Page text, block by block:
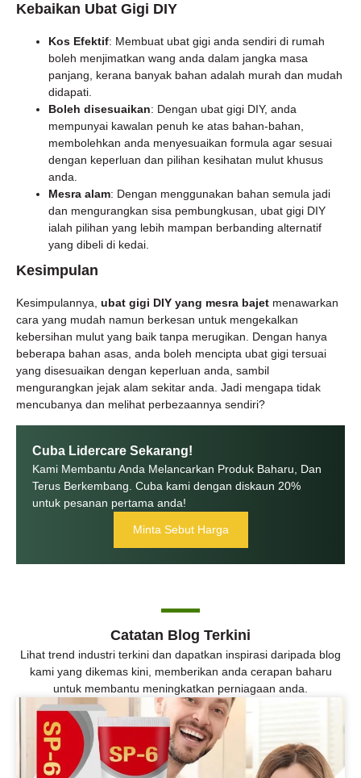
Kebaikan Ubat Gigi DIY
Kos Efektif: Membuat ubat gigi anda sendiri di rumah
boleh menjimatkan wang anda dalam jangka masa
panjang, kerana banyak bahan adalah murah dan mudah
didapati.
Boleh disesuaikan: Dengan ubat gigi DIY, anda
mempunyai kawalan penuh ke atas bahan-bahan,
membolehkan anda menyesuaikan formula agar sesuai
dengan keperluan dan pilihan kesihatan mulut khusus
anda.
Mesra alam: Dengan menggunakan bahan semula jadi
dan mengurangkan sisa pembungkusan, ubat gigi DIY
ialah pilihan yang lebih mampan berbanding alternatif
yang dibeli di kedai.
Kesimpulan
Kesimpulannya, ubat gigi DIY yang mesra bajet menawarkan
cara yang mudah namun berkesan untuk mengekalkan
kebersihan mulut yang baik tanpa merugikan. Dengan hanya
beberapa bahan asas, anda boleh mencipta ubat gigi tersuai
yang disesuaikan dengan keperluan anda, sambil
mengurangkan jejak alam sekitar anda. Jadi mengapa tidak
mencubanya dan melihat perbezaannya sendiri?
Cuba Lidercare Sekarang!
Kami Membantu Anda Melancarkan Produk Baharu, Dan
Terus Berkembang. Cuba kami dengan diskaun 20%
untuk pesanan pertama anda!
Minta Sebut Harga
Catatan Blog Terkini
Lihat trend industri terkini dan dapatkan inspirasi daripada blog
kami yang dikemas kini, memberikan anda cerapan baharu
untuk membantu meningkatkan perniagaan anda.